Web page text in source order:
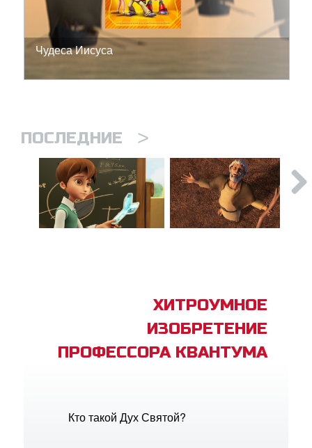
Чудеса Иисуса
ПОСЛЕДНИЕ >
ХИТРОУМНОЕ
ИЗОБРЕТЕНИЕ
ПРОФЕССОРА КВАНТУМА
Кто такой Дух Святой?